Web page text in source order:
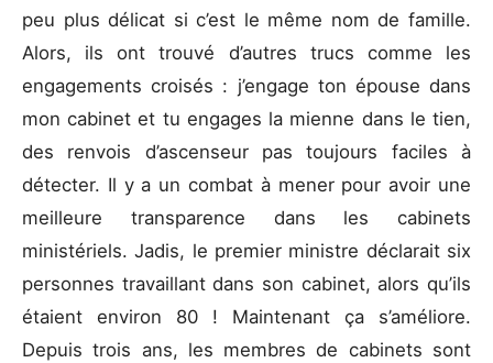
peu plus délicat si c’est le même nom de famille.
Alors, ils ont trouvé d’autres trucs comme les
engagements croisés : j’engage ton épouse dans
mon cabinet et tu engages la mienne dans le tien,
des renvois d’ascenseur pas toujours faciles à
détecter. Il y a un combat à mener pour avoir une
meilleure transparence dans les cabinets
ministériels. Jadis, le premier ministre déclarait six
personnes travaillant dans son cabinet, alors qu’ils
étaient environ 80 ! Maintenant ça s’améliore.
Depuis trois ans, les membres de cabinets sont